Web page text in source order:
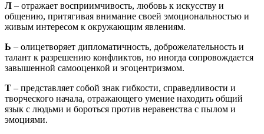
Л – отражает восприимчивость, любовь к искусству и
общению, притягивая внимание своей эмоциональностью и
живым интересом к окружающим явлениям.
Ь – олицетворяет дипломатичность, доброжелательность и
талант к разрешению конфликтов, но иногда сопровождается
завышенной самооценкой и эгоцентризмом.
Т – представляет собой знак гибкости, справедливости и
творческого начала, отражающего умение находить общий
язык с людьми и бороться против неравенства с пылом и
эмоциями.